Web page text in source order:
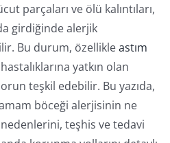
parçaları ve ölü kalıntıları,
girdiğinde alerjik
Bu durum, özellikleastım
yatkın olan
teşkil edebilir. Bu yazıda,
böceği alerjisinin ne
teşhis ve tedavi